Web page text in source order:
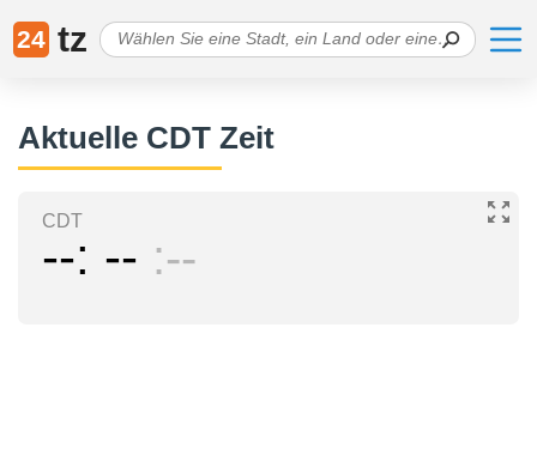
24 tz
Aktuelle CDT Zeit
CDT
-- -- --